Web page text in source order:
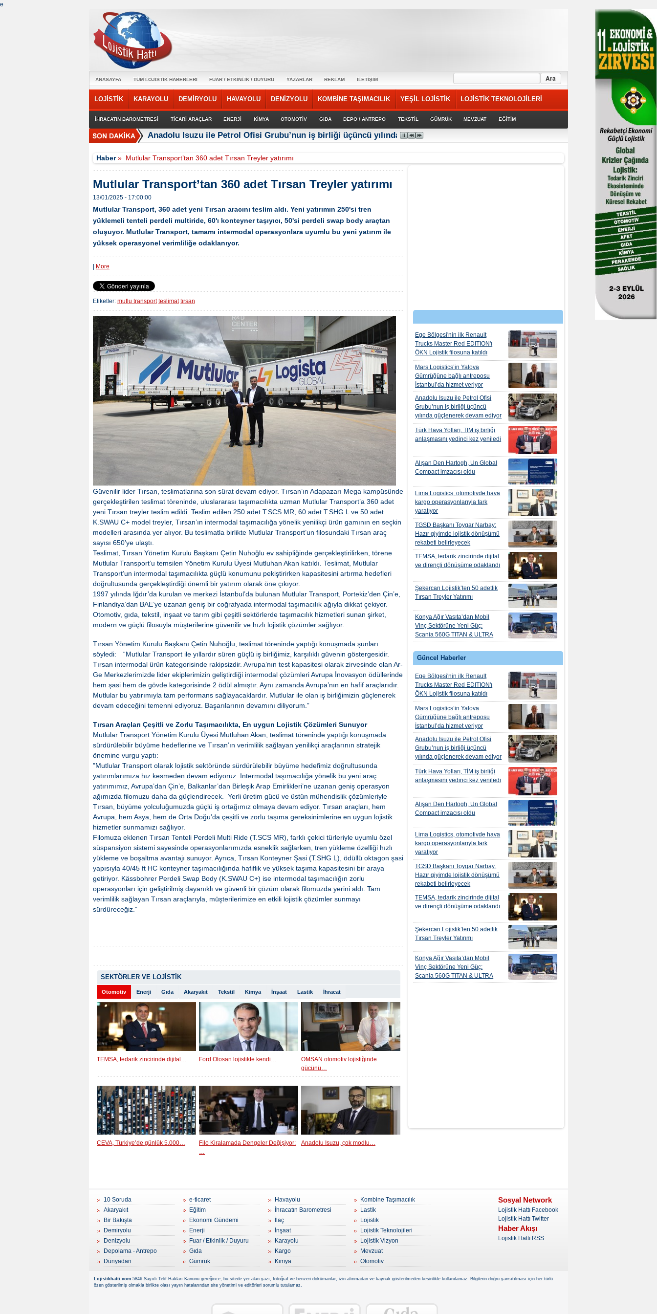
e
ANASAYFA TÜM LOJİSTİK HABERLERİ FUAR / ETKİNLİK / DUYURU YAZARLAR REKLAM İLETİŞİM
LOJİSTİK KARAYOLU DEMİRYOLU HAVAYOLU DENİZYOLU KOMBİNE TAŞIMACILIK YEŞİL LOJİSTİK LOJİSTİK TEKNOLOJİLERİ
İHRACATIN BAROMETRESİ TİCARİ ARAÇLAR ENERJİ KİMYA OTOMOTİV GIDA DEPO / ANTREPO TEKSTİL GÜMRÜK MEVZUAT EĞİTİM
Anadolu Isuzu ile Petrol Ofisi Grubu’nun iş birliği üçüncü yılında güçlenerek devam ediyor
Haber» Mutlular Transport’tan 360 adet Tırsan Treyler yatırımı
Ege Bölgesi'nin ilk Renault
Trucks Master Red EDITION'ı
ÖKN Lojistik filosuna katıldı
Mars Logistics’in Yalova
Gümrüğüne bağlı antreposu
İstanbul’da hizmet veriyor
Anadolu Isuzu ile Petrol Ofisi
Grubu’nun iş birliği üçüncü
yılında güçlenerek devam ediyor
Türk Hava Yolları, TİM iş birliği
anlaşmasını yedinci kez yeniledi
Alışan Den Hartogh, Un Global
Compact imzacısı oldu
Lima Logistics, otomotivde hava
kargo operasyonlarıyla fark
yaratıyor
TGSD Başkanı Toygar Narbay:
Hazır giyimde lojistik dönüşümü
rekabeti belirleyecek
TEMSA, tedarik zincirinde dijital
ve dirençli dönüşüme odaklandı
Şekercan Lojistik’ten 50 adetlik
Tırsan Treyler Yatırımı
Konya Ağır Vasıta’dan Mobil
Vinç Sektörüne Yeni Güç:
Scania 560G TITAN & ULTRA
Güncel Haberler
Ege Bölgesi'nin ilk Renault
Trucks Master Red EDITION'ı
ÖKN Lojistik filosuna katıldı
Mars Logistics’in Yalova
Gümrüğüne bağlı antreposu
İstanbul’da hizmet veriyor
Anadolu Isuzu ile Petrol Ofisi
Grubu’nun iş birliği üçüncü
yılında güçlenerek devam ediyor
Türk Hava Yolları, TİM iş birliği
anlaşmasını yedinci kez yeniledi
Alışan Den Hartogh, Un Global
Compact imzacısı oldu
Lima Logistics, otomotivde hava
kargo operasyonlarıyla fark
yaratıyor
TGSD Başkanı Toygar Narbay:
Hazır giyimde lojistik dönüşümü
rekabeti belirleyecek
TEMSA, tedarik zincirinde dijital
ve dirençli dönüşüme odaklandı
Şekercan Lojistik’ten 50 adetlik
Tırsan Treyler Yatırımı
Konya Ağır Vasıta’dan Mobil
Vinç Sektörüne Yeni Güç:
Scania 560G TITAN & ULTRA
Mutlular Transport’tan 360 adet Tırsan Treyler yatırımı
13/01/2025 - 17:00:00
Mutlular Transport, 360 adet yeni Tırsan aracını teslim aldı. Yeni yatırımın 250'si tren
yüklemeli tenteli perdeli multiride, 60'ı konteyner taşıyıcı, 50'si perdeli swap body araçtan
oluşuyor. Mutlular Transport, tamamı intermodal operasyonlara uyumlu bu yeni yatırım ile
yüksek operasyonel verimliliğe odaklanıyor.
More
Etiketler: mutlu transport teslimat tırsan
Güvenilir lider Tırsan, teslimatlarına son sürat devam ediyor. Tırsan’ın Adapazarı Mega kampüsünde
gerçekleştirilen teslimat töreninde, uluslararası taşımacılıkta uzman Mutlular Transport’a 360 adet
yeni Tırsan treyler teslim edildi. Teslim edilen 250 adet T.SCS MR, 60 adet T.SHG L ve 50 adet
K.SWAU C+ model treyler, Tırsan’ın intermodal taşımacılığa yönelik yenilikçi ürün gamının en seçkin
modelleri arasında yer alıyor. Bu teslimatla birlikte Mutlular Transport’un filosundaki Tırsan araç
sayısı 650’ye ulaştı.
Teslimat, Tırsan Yönetim Kurulu Başkanı Çetin Nuhoğlu ev sahipliğinde gerçekleştirilirken, törene
Mutlular Transport’u temsilen Yönetim Kurulu Üyesi Mutluhan Akan katıldı. Teslimat, Mutlular
Transport’un intermodal taşımacılıkta güçlü konumunu pekiştirirken kapasitesini artırma hedefleri
doğrultusunda gerçekleştirdiği önemli bir yatırım olarak öne çıkıyor.
1997 yılında Iğdır’da kurulan ve merkezi İstanbul’da bulunan Mutlular Transport, Portekiz’den Çin’e,
Finlandiya’dan BAE’ye uzanan geniş bir coğrafyada intermodal taşımacılık ağıyla dikkat çekiyor.
Otomotiv, gıda, tekstil, inşaat ve tarım gibi çeşitli sektörlerde taşımacılık hizmetleri sunan şirket,
modern ve güçlü filosuyla müşterilerine güvenilir ve hızlı lojistik çözümler sağlıyor.
Tırsan Yönetim Kurulu Başkanı Çetin Nuhoğlu, teslimat töreninde yaptığı konuşmada şunları
söyledi:
“Mutlular Transport ile yıllardır süren güçlü iş birliğimiz, karşılıklı güvenin göstergesidir.
Tırsan intermodal ürün kategorisinde rakipsizdir. Avrupa’nın test kapasitesi olarak zirvesinde olan Ar-
Ge Merkezlerimizde lider ekiplerimizin geliştirdiği intermodal çözümleri Avrupa İnovasyon ödüllerinde
hem şasi hem de gövde kategorisinde 2 ödül almıştır. Aynı zamanda Avrupa’nın en hafif araçlarıdır.
Mutlular bu yatırımıyla tam performans sağlayacaklardır. Mutlular ile olan iş birliğimizin güçlenerek
devam edeceğini temenni ediyoruz. Başarılarının devamını diliyorum.”
Tırsan Araçları Çeşitli ve Zorlu Taşımacılıkta, En uygun Lojistik Çözümleri Sunuyor
Mutlular Transport Yönetim Kurulu Üyesi Mutluhan Akan, teslimat töreninde yaptığı konuşmada
sürdürülebilir büyüme hedeflerine ve Tırsan’ın verimlilik sağlayan yenilikçi araçlarının stratejik
önemine vurgu yaptı:
"Mutlular Transport olarak lojistik sektöründe sürdürülebilir büyüme hedefimiz doğrultusunda
yatırımlarımıza hız kesmeden devam ediyoruz. Intermodal taşımacılığa yönelik bu yeni araç
yatırımımız, Avrupa’dan Çin’e, Balkanlar’dan Birleşik Arap Emirlikleri’ne uzanan geniş operasyon
ağımızda filomuzu daha da güçlendirecek. Yerli üretim gücü ve üstün mühendislik çözümleriyle
Tırsan, büyüme yolculuğumuzda güçlü iş ortağımız olmaya devam ediyor. Tırsan araçları, hem
Avrupa, hem Asya, hem de Orta Doğu’da çeşitli ve zorlu taşıma gereksinimlerine en uygun lojistik
hizmetler sunmamızı sağlıyor.
Filomuza eklenen Tırsan Tenteli Perdeli Multi Ride (T.SCS MR), farklı çekici türleriyle uyumlu özel
süspansiyon sistemi sayesinde operasyonlarımızda esneklik sağlarken, tren yükleme özelliği hızlı
yükleme ve boşaltma avantajı sunuyor. Ayrıca, Tırsan Konteyner Şasi (T.SHG L), ödüllü oktagon şasi
yapısıyla 40/45 ft HC konteyner taşımacılığında hafiflik ve yüksek taşıma kapasitesini bir araya
getiriyor. Kässbohrer Perdeli Swap Body (K.SWAU C+) ise intermodal taşımacılığın zorlu
operasyonları için geliştirilmiş dayanıklı ve güvenli bir çözüm olarak filomuzda yerini aldı. Tam
verimlilik sağlayan Tırsan araçlarıyla, müşterilerimize en etkili lojistik çözümler sunmayı
sürdüreceğiz.”
SEKTÖRLER VE LOJİSTİK
Otomotiv Enerji Gıda Akaryakıt Tekstil Kimya İnşaat Lastik İhracat
TEMSA, tedarik zincirinde dijital… Ford Otosan lojistikte kendi…
OMSAN otomotiv lojistiğinde
gücünü…
CEVA, Türkiye’de günlük 5.000…
Filo Kiralamada Dengeler Değişiyor:
…
Anadolu Isuzu, çok modlu…
10 Soruda
Akaryakıt
Bir Bakışta
Demiryolu
Denizyolu
Depolama - Antrepo
Dünyadan
e-ticaret
Eğitim
Ekonomi Gündemi
Enerji
Fuar / Etkinlik / Duyuru
Gıda
Gümrük
Havayolu
İhracatın Barometresi
İlaç
İnşaat
Karayolu
Kargo
Kimya
Kombine Taşımacılık
Lastik
Lojistik
Lojistik Teknolojileri
Lojistik Vizyon
Mevzuat
Otomotiv
Sosyal Network
Lojistik Hattı Facebook
Lojistik Hattı Twitter
Haber Akışı
Lojistik Hattı RSS
Lojistikhatti.com 5846 Sayıılı Telif Hakları Kanunu gereğince, bu sitede yer alan yazı, fotoğraf ve benzeri dokümanlar, izin alınmadan ve kaynak gösterilmeden kesinlikle kullanılamaz. Bilgilerin doğru yansıtılması için her türlü
özen gösterilmiş olmakla birlikte olası yayın hatalarından site yönetimi ve editörleri sorumlu tutulamaz.